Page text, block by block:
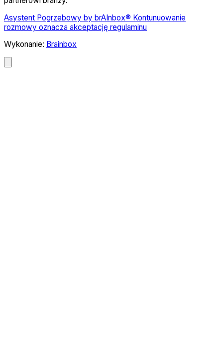
Asystent Pogrzebowy by brAInbox® Kontunuowanie
rozmowy oznacza akceptację regulaminu
Wykonanie: Brainbox